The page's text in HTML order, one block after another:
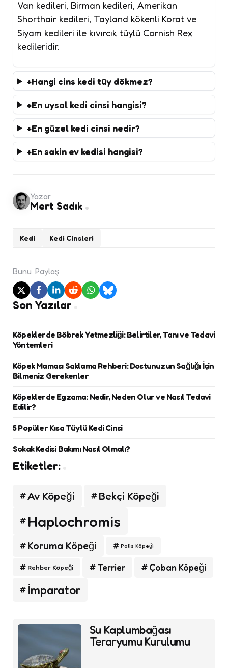
Van kedileri, Birman kedileri, Amerikan
Shorthair kedileri, Tayland kökenli Korat ve
Siyam kedileri ile kıvırcık tüylü Cornish Rex
kedileridir.
Hangi cins kedi tüy dökmez?
En uysal kedi cinsi hangisi?
En güzel kedi cinsi nedir?
En sakin ev kedisi hangisi?
Kedi Kedi Cinsleri
Yazar
Mert Sadık
Bunu Paylaş
Son Yazılar
Köpeklerde Böbrek Yetmezliği: Belirtiler, Tanı ve Tedavi
Yöntemleri
Köpek Maması Saklama Rehberi: Dostunuzun Sağlığı İçin
Bilmeniz Gerekenler
Köpeklerde Egzama: Nedir, Neden Olur ve Nasıl Tedavi
Edilir?
5 Popüler Kısa Tüylü Kedi Cinsi
Sokak Kedisi Bakımı Nasıl Olmalı?
Etiketler:
Av Köpeği Bekçi Köpeği
Haplochromis
Koruma Köpeği Polis Köpeği
Rehber Köpeği Terrier Çoban Köpeği
İmparator
Post
Su Kaplumbağası
Teraryumu Kurulumu